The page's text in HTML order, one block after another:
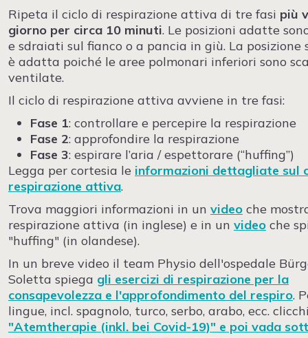
Ripeta il ciclo di respirazione attiva di tre fasi più
giorno per circa 10 minuti. Le posizioni adatte
e sdraiati sul fianco o a pancia in giù. La posizione
è adatta poiché le aree polmonari inferiori sono
ventilate.
Il ciclo di respirazione attiva avviene in tre fasi:
Fase 1: controllare e percepire la respirazione
Fase 2: approfondire la respirazione
Fase 3: espirare l’aria / espettorare (“huffing”)
Legga per cortesia le informazioni dettagliate sul
respirazione attiva.
Trova maggiori informazioni in un video che
respirazione attiva (in inglese) e in un video che
"huffing" (in olandese).
In un breve video il team Physio dell'ospedale
Soletta spiega gli esercizi di respirazione per la
consapevolezza e l'approfondimento del respiro.
lingue, incl. spagnolo, turco, serbo, arabo, ecc.
"Atemtherapie (inkl. bei Covid-19)" e poi vada